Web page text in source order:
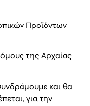
Προϊόντων
της Αρχαίας
και θα
για την